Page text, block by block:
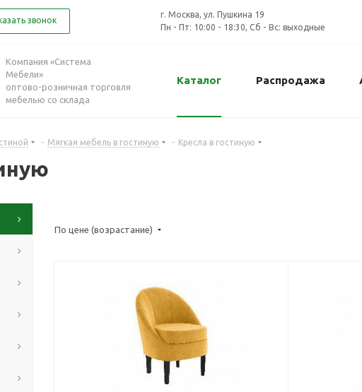
звонок
г. Москва, ул. Пушкина 19
Пн - Пт: 10:00 - 18:30, Сб - Вс: выходные
Компания «Система
Мебели»
оптово-розничная торговля
мебелью со склада
Каталог Распродажа
- Мягкая мебель в гостиную - Кресла в гостиную
По цене (возрастание)